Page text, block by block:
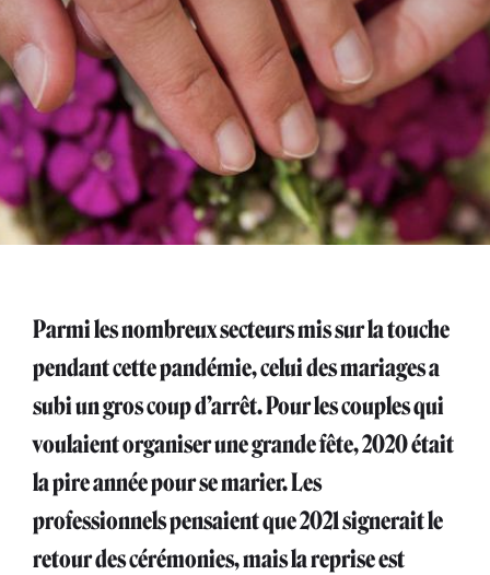
Parmi les nombreux secteurs mis sur la touche
pendant cette pandémie, celui des mariages a
subi un gros coup d’arrêt. Pour les couples qui
voulaient organiser une grande fête, 2020 était
la pire année pour se marier. Les
professionnels pensaient que 2021 signerait le
retour des cérémonies, mais la reprise est